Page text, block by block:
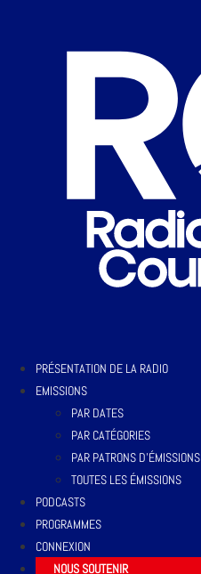
PRÉSENTATION DE LA RADIO
EMISSIONS
PAR DATES
PAR CATÉGORIES
PAR PATRONS D’ÉMISSIONS
TOUTES LES ÉMISSIONS
PODCASTS
PROGRAMMES
CONNEXION
NOUS SOUTENIR